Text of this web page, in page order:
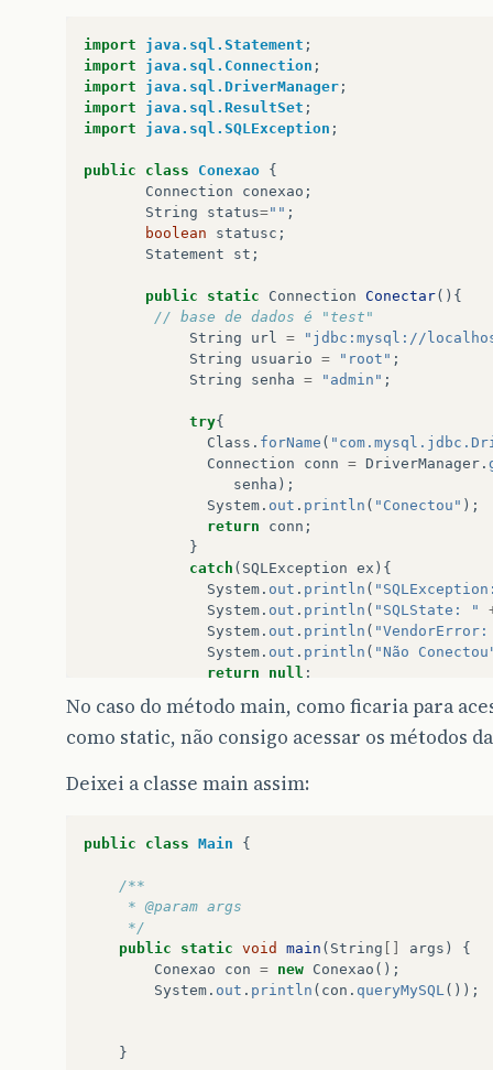
import java.sql.Statement ;
import
java.sql.Connection ;
import
java.sql.DriverManager ;
import
java.sql.ResultSet ;
import
java.sql.SQLException ;
public class Conexao {
Connection
conexao ;
String
status="" ;
boolean
statusc ;
Statement
st ;
public static Connection Conectar(){
// base de dados é "test"
String
url =
"jdbc:mysql://
String
usuario = "root" ;
String
senha = "admin" ;
try{
Class . forName (
Connection
conn = DriverManager .
senha );
System . out . println ( "Conectou" );
return
conn ;
}
catch ( SQLException ex ){
System . out . println (
System . out . println ( "SQLState: "
System . out . println (
System . out . println ( "Não
return
null ;
catch(Exception e){
System.out.println ("Problemas
}
return
status
return
double queryMySQL(){
No caso do método main, como ficaria para
como static, não consigo acessar os métodos
Deixei a classe main assim:
public class Main {
/**
	 * @param args
	 */
public
static void main ( String [] args )
{
Conexao
con = new Conexao ();
System . out . println ( con . queryMySQL ());
}